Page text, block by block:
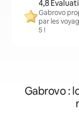
4,8
Gabrovo
par les
5 !
Gabrovo :